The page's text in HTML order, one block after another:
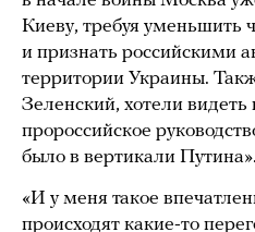
Киеву, требуя уменьшить
и признать российскими
территории Украины.
Зеленский, хотели видеть
пророссийское
было в вертикали Путина».
«И у меня такое
происходят какие-то